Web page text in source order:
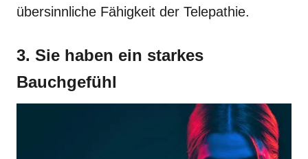
übersinnliche Fähigkeit der Telepathie.
3. Sie haben ein starkes
Bauchgefühl